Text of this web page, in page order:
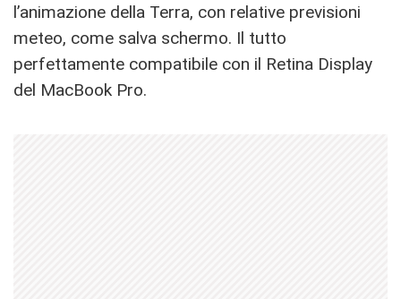
l’animazione della Terra, con relative previsioni
meteo, come salva schermo. Il tutto
perfettamente compatibile con il Retina Display
del MacBook Pro.